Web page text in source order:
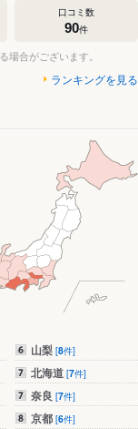
口コミ数
90件
場合がございます。
ランキングを見る
山梨 [8件]
北海道 [7件]
奈良 [7件]
京都 [6件]